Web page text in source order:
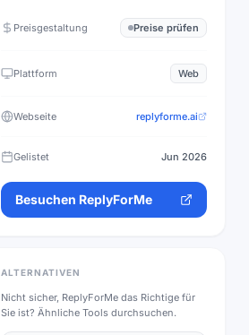
Preisgestaltung Preise prüfen
Plattform Web
Webseite replyforme.ai
Gelistet Jun 2026
Besuchen ReplyForMe
ALTERNATIVEN
Nicht sicher, ReplyForMe das Richtige für
Sie ist? Ähnliche Tools durchsuchen.